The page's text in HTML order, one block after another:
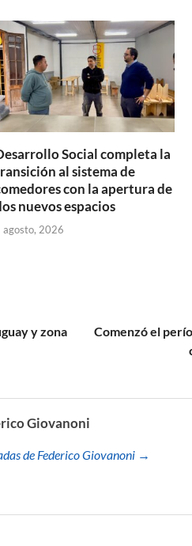
Social completa la
al sistema de
con la apertura de
nuevos espacios
agosto, 2026
y zona
Comenzó el
Giovanoni
de Federico Giovanoni →